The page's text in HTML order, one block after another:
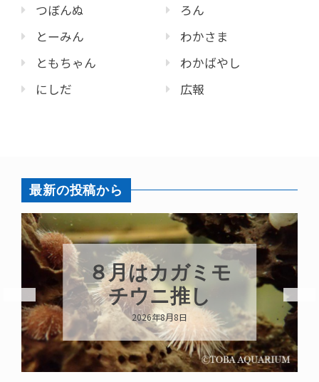
つぼんぬ
とーみん
ともちゃん
にしだ
ろん
わかさま
わかばやし
広報
最新の投稿から
カガミモ
ニ推し
年8月8日
新発売！
キーホ
2026年8月8